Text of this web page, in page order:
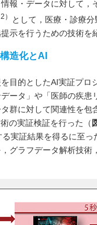
報・データに対して
2）
として，医療・診療
示を行うための技術を
造化とAI
目的としたAI実証プロ
ータ」や「医師の疾
群に対して関連性を
の実証検証を行った（
る実証結果を得るに至
グラフデータ解析技